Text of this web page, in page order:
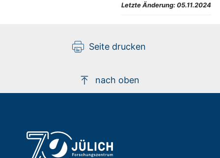
Letzte Änderung:05.11.2024
Seite drucken
nach oben